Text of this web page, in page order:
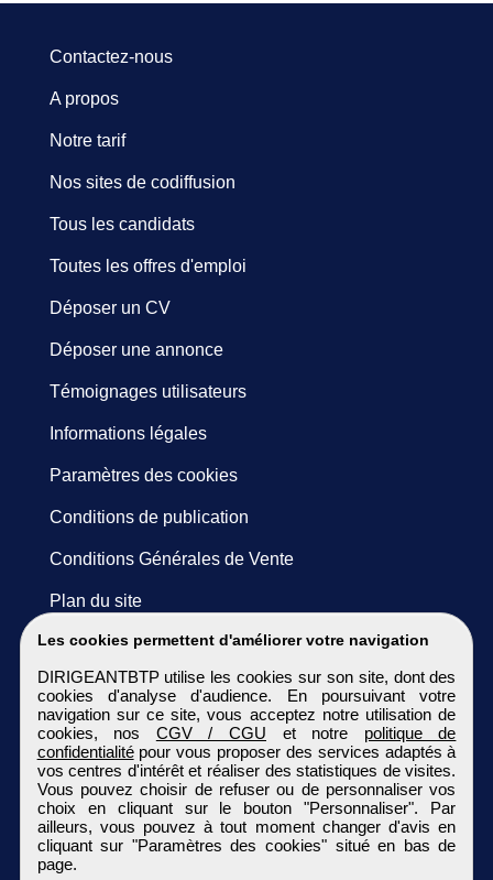
Les cookies permettent d'améliorer votre navigation
DIRIGEANTBTP utilise les cookies sur son site, dont des
cookies d'analyse d'audience. En poursuivant votre
navigation sur ce site, vous acceptez notre utilisation de
cookies, nos CGV / CGU et notre politique de
confidentialitépour vous proposer des services adaptés à
vos centres d'intérêt et réaliser des statistiques de visites.
Vous pouvez choisir de refuser ou de personnaliser vos
choix en cliquant sur le bouton "Personnaliser". Par
ailleurs, vous pouvez à tout moment changer d'avis en
cliquant sur "Paramètres des cookies" situé en bas de
page.
Contactez-nous
A propos
Notre tarif
Nos sites de codiffusion
Tous les candidats
Toutes les offres d'emploi
Déposer un CV
Déposer une annonce
Témoignages utilisateurs
Informations légales
Paramètres des cookies
Conditions de publication
Conditions Générales de Vente
Plan du site